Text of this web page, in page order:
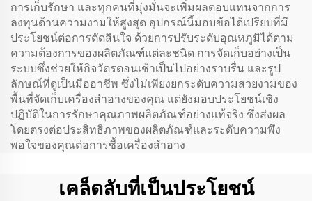
การเก็บรักษา และทุกคนที่มุ่งมั่นจะเพิ่มผลตอบแทนจากการ
ลงทุนด้านความงามให้สูงสุด อุปกรณ์นี้มอบข้อได้เปรียบที่มี
ประโยชน์ต่อการตัดสินใจ ด้วยการปรับระดับอุณหภูมิได้ตาม
ความต้องการของผลิตภัณฑ์แต่ละชนิด การจัดเก็บอย่างเป็น
ระบบซึ่งช่วยให้กิจวัตรตอนเช้าเป็นไปอย่างราบรื่น และรูป
ลักษณ์ที่ดูเป็นมืออาชีพ ซึ่งไม่เพียงยกระดับความสวยงามของ
พื้นที่จัดเก็บเครื่องสำอางของคุณ แต่ยังมอบประโยชน์เชิง
ปฏิบัติในการรักษาคุณภาพผลิตภัณฑ์อย่างแท้จริง ซึ่งส่งผล
โดยตรงต่อประสิทธิภาพของผลิตภัณฑ์และระดับความพึง
พอใจของคุณต่อการซื้อเครื่องสำอาง
เคล็ดลับที่เป็นประโยชน์